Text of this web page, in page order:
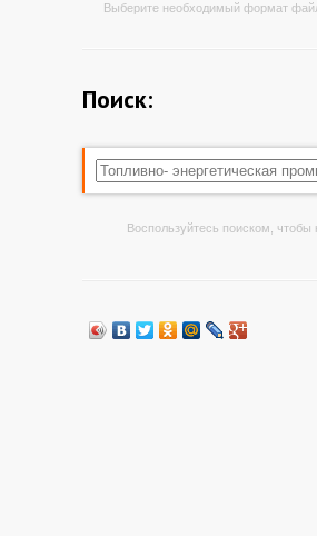
Выберите необходимый формат
Поиск:
Воспользуйтесь поиском, чтобы